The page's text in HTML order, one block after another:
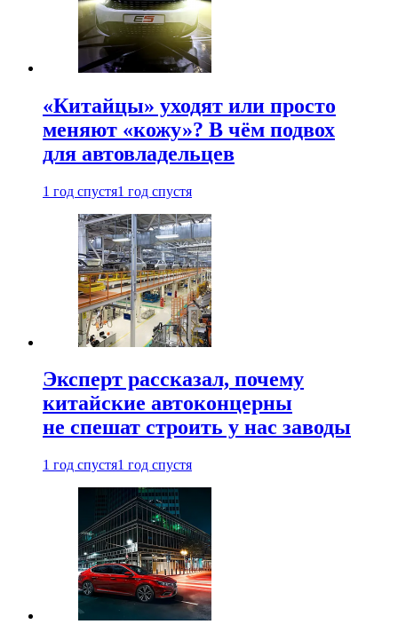
«Китайцы» уходят или просто
меняют «кожу»? В чём подвох
для автовладельцев
1 год спустя1 год спустя
Эксперт рассказал, почему
китайские автоконцерны
не спешат строить у нас заводы
1 год спустя1 год спустя